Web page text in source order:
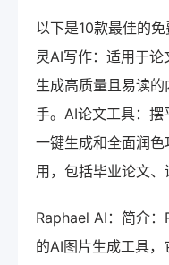
以下是10款最佳的
灵AI写作：适用于
生成高质量且易读
手。AI论文工具：
一键生成和全面润
用，包括毕业论文、
Raphael AI：简介
的AI图片生成工具，